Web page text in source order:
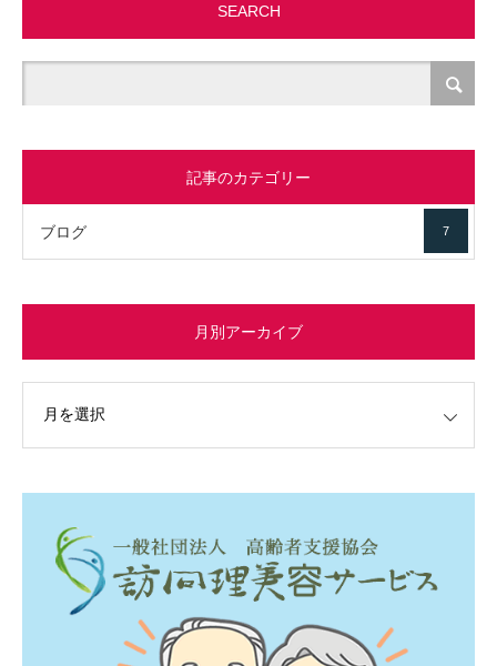
SEARCH
記事のカテゴリー
ブログ 7
月別アーカイブ